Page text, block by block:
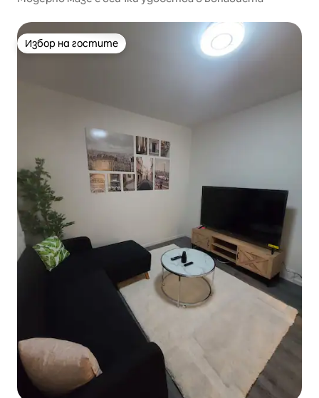
Избор на гостите
Избор на гостите